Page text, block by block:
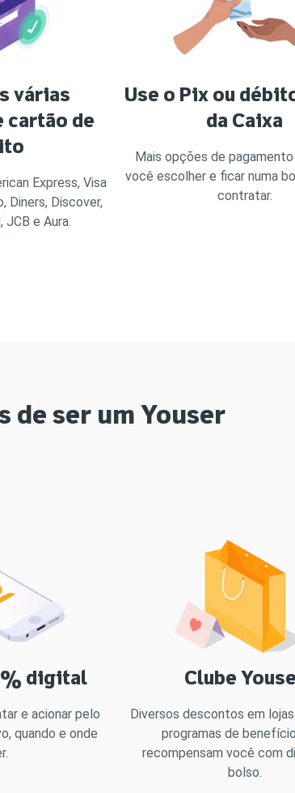
várias
cartão de
Express, Visa
Diners, Discover,
JCB e Aura.
Use o Pix ou
da Caixa
Mais opções de
você escolher e ficar numa
contratar.
de ser um Youser
digital
e acionar pelo
quando e onde
Clube
Diversos descontos em
programas de
recompensam você com
bolso.